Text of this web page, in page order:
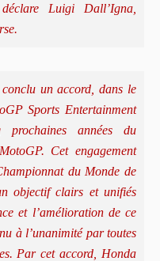
Luigi Dall’Igna,
un accord, dans le
Sports Entertainment
années du
Cet engagement
du Monde de
objectif clairs et unifiés
et l’amélioration de ce
à l’unanimité par toutes
Par cet accord, Honda